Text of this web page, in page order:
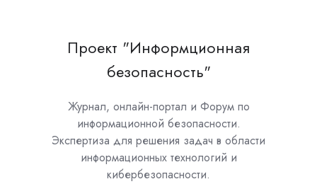
Проект "Информционная
безопасность"
Журнал, онлайн-портал и Форум по
информационной безопасности.
Экспертиза для решения задач в области
информационных технологий и
кибербезопасности.